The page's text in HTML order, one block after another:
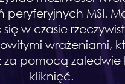
peryferyjnych MSI.
się w czasie
wrażeniami,
za pomocą zaledwie
kliknięć.